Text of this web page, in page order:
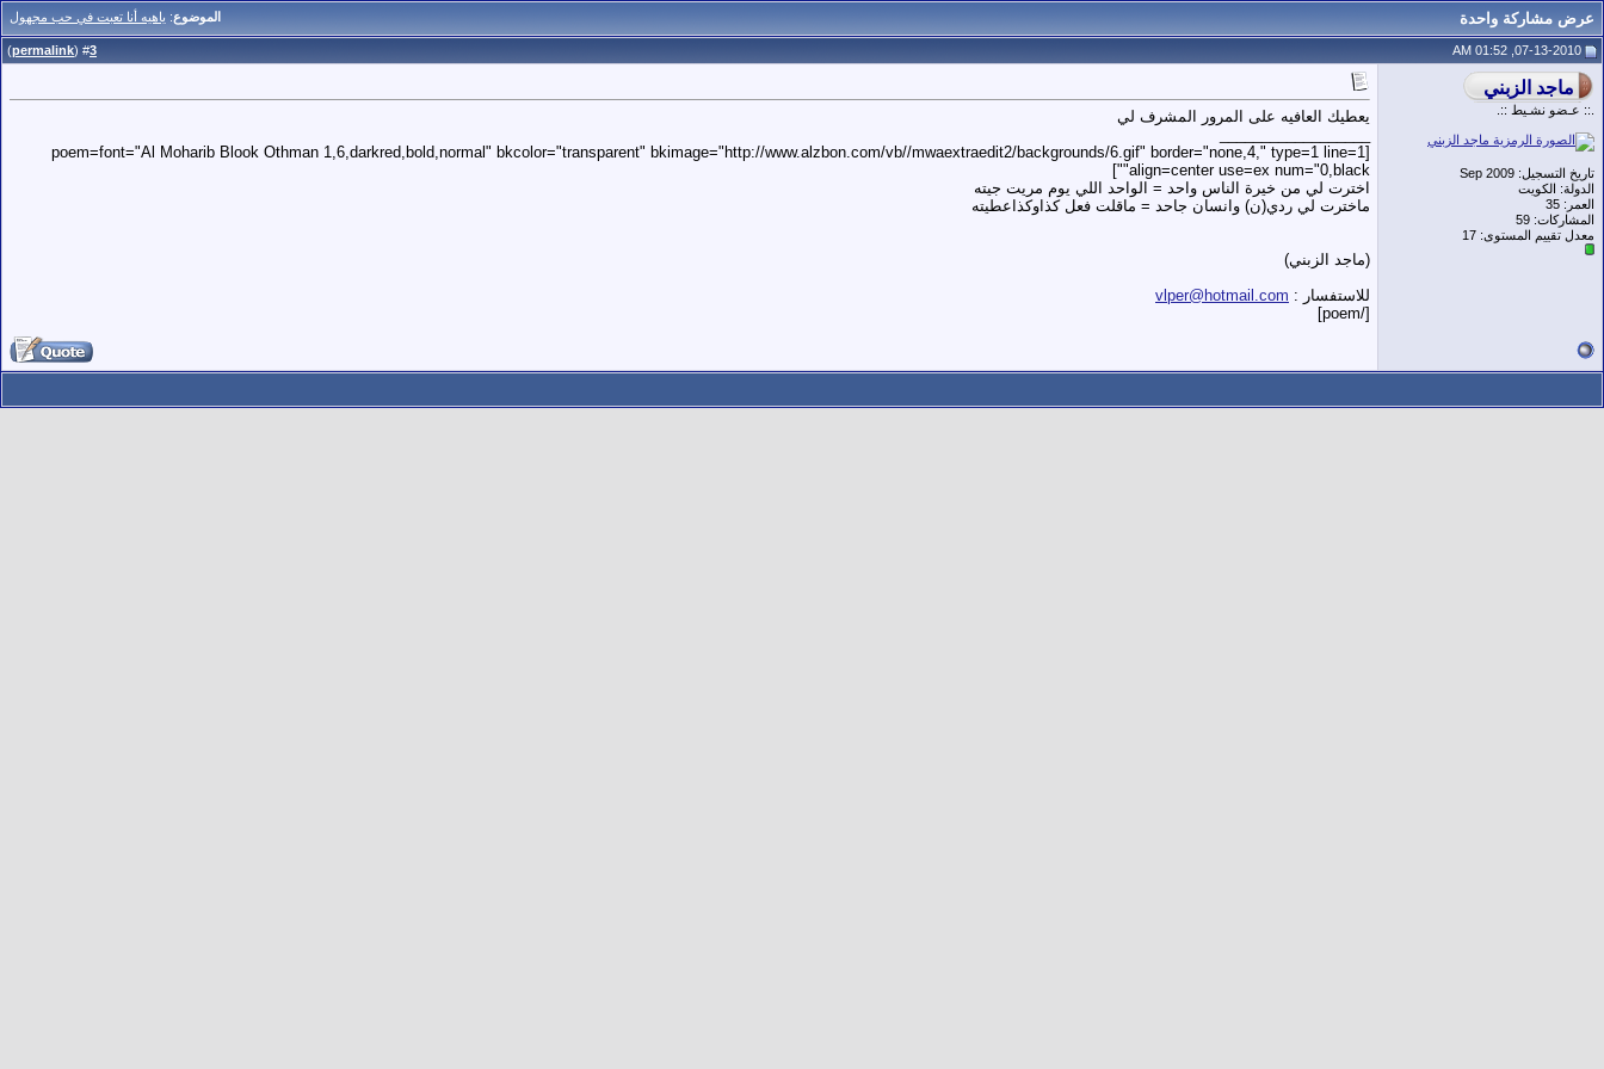
الموضوع: ياهيه أنا تعبت في حب مجهول عرض مشاركة واحدة
3
(
permalink
)
.:: عـضو نشـيط ::.
تاريخ التسجيل: Sep 2009
الدولة: الكويت
العمر: 35
المشاركات: 59
معدل تقييم المستوى: 17
يعطيك العافيه على المرور المشرف لي
[poem=font="Al Moharib Blook Othman 1,6,darkred,bold,normal" bkcolor="transparent" bkimage="http://www.alzbon.com/vb//mwaextraedit2/backgrounds/6.gif" border="none,4," type=1 line=1
align=center use=ex num="0,black""]
اخترت لي من خيرة الناس واحد = الواحد اللي يوم مريت جيته
ماخترت لي ردي(ن) وانسان جاحد = ماقلت فعل كذاوكذاعطيته
(ماجد الزبني)
للاستفسار : vlper@hotmail.com
[/poem]